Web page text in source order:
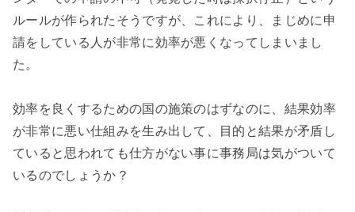
ルールが作られたそうですが、これにより、まじめに申
請をしている人が非常に効率が悪くなってしまいまし
た。
効率を良くするための国の施策のはずなのに、結果効率
が非常に悪い仕組みを生み出して、目的と結果が矛盾し
ていると思われても仕方がない事に事務局は気がついて
いるのでしょうか？